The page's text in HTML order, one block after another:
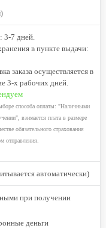
3-7 дней.
в пункте выдачи:
заказа осуществляется в
3-х рабочих дней.
способа оплаты: "Наличными
взимается плата в размере
обязательного страхования
отправления.
автоматически)
при получении
деньги